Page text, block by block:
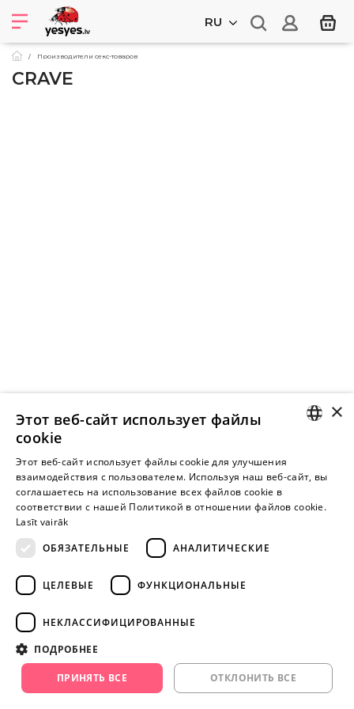
RU
Производители секс-товаров
CRAVE
Внимание! Yesyes.lv содержит откровенную сексуальную
информацию и изо.
ПРОДОЛЖАЙТЕ
facebook.com/yesyes.lv
Instagram/yesyes.lv
RUSSIAN
×
Этот веб-сайт использует файлы
cookie
Этот веб-сайт использует файлы cookie для улучшения
взаимодействия с пользователем. Используя наш веб-сайт, вы
соглашаетесь на использование всех файлов cookie в
соответствии с нашей Политикой в ​​отношении файлов cookie.
Lasīt vairāk
ОБЯЗАТЕЛЬНЫЕ
АНАЛИТИЧЕСКИЕ
ЦЕЛЕВЫЕ ФУНКЦИОНАЛЬНЫЕ
НЕКЛАССИФИЦИРОВАННЫЕ
ПОДРОБНЕЕ
ПРИНЯТЬ ВСЕ ОТКЛОНИТЬ ВСЕ